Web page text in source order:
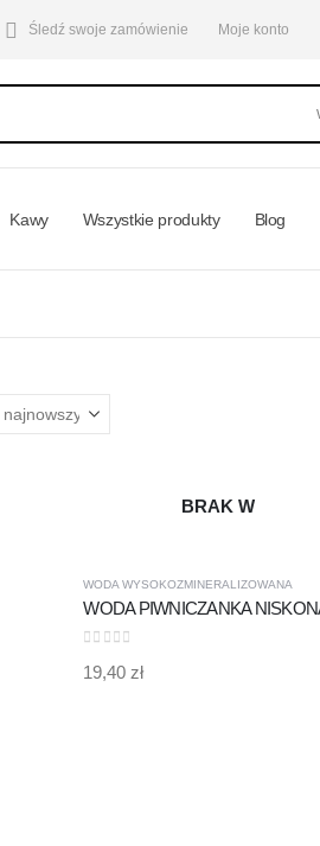
Śledź swoje zamówienie Moje konto
Kawy Wszystkie produkty Blog
BRAK W
WODA WYSOKOZMINERALIZOWANA
19,40 zł